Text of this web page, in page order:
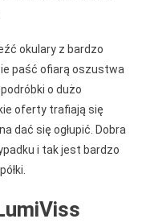
okulary z bardzo
paść ofiarą oszustwa
o dużo
oferty trafiają się
dać się ogłupić. Dobra
i tak jest bardzo